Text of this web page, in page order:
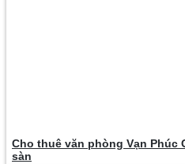
Cho thuê văn phòng Vạn Phúc
sàn